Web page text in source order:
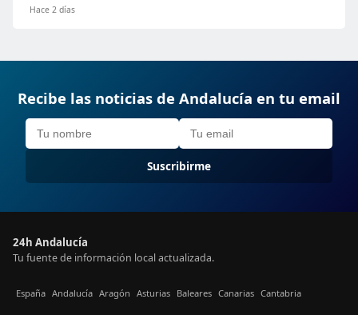
Hace 2 días
Recibe las noticias de Andalucía en tu email
Suscribirme
24h Andalucía
Tu fuente de información local actualizada.
España Andalucía Aragón Asturias Baleares Canarias Cantabria